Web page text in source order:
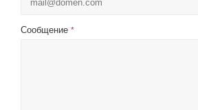
Сообщение *